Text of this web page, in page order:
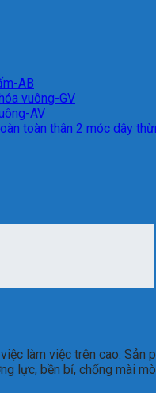
AB
vuông-GV
AV
toàn thân 2 móc dây
làm việc trên cao.
bền bỉ, chống mài